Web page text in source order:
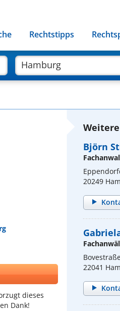
Rechtstipps
dieses
Dank!
Björn
20249
22041